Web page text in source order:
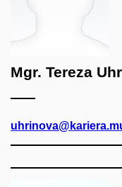
Mgr. Tereza